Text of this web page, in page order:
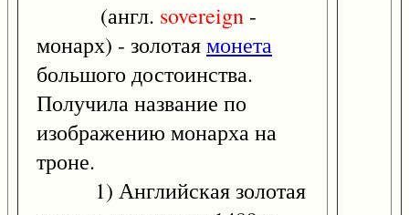
(англ. sovereign -
монарх) - золотаямонета
большого достоинства.
Получила название по
изображению монарха на
троне.
1) Английская золотая